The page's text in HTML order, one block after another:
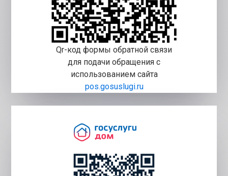
Qr-код формы обратной связи
для подачи обращения с
использованием сайта
pos.gosuslugi.ru